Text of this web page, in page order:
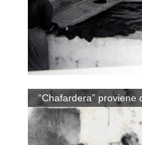
“Chafardera”